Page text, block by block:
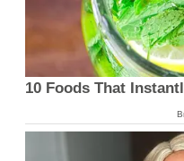
10 Foods That